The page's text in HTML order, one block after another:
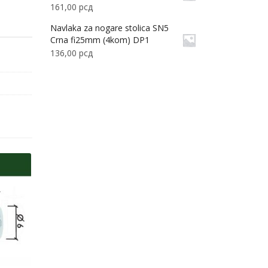
161,00 рсд
Navlaka za nogare stolica SN5
Crna fi25mm (4kom) DP1
136,00 рсд